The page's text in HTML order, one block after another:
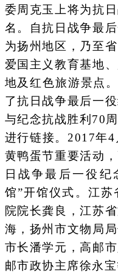
委周克玉上将为抗
名。自抗日战争最
为扬州地区，乃至
爱国主义教育基地
地及红色旅游景点
了抗日战争最后一
与纪念抗战胜利70
进行链接。2017年
黄鸭蛋节重要活动
日战争最后一役纪
馆”开馆仪式。江
院院长龚良，江苏
海，扬州市文物局
市长潘学元，高邮
邮市政协主席徐永